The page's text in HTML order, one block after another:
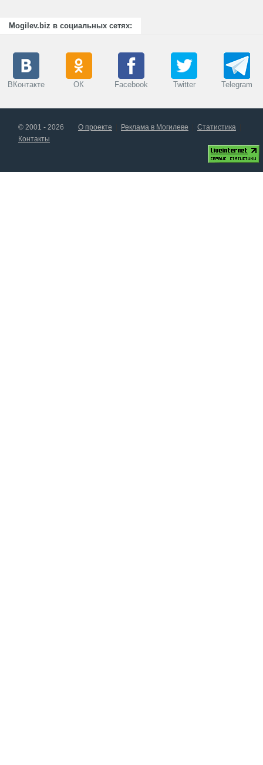
Mogilev.biz в социальных сетях:
ВКонтакте ОК Facebook Twitter Telegram
© 2001 - 2026 О проекте Реклама в Могилеве
Статистика
Контакты